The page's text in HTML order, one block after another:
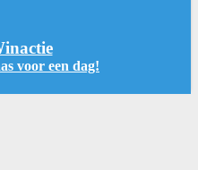
voor een dag!